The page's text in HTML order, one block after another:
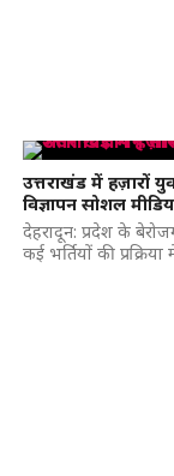
उत्तराखंड में हज़ारों
विज्ञापन सोशल
देहरादून: प्रदेश के
कई भर्तियों की